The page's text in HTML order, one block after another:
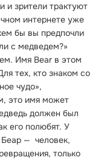
и зрители трактуют
интернете уже
бы вы предпочли
с медведем?»
Имя Bear в этом
тех, кто знаком со
чудо»,
это имя может
должен был
его полюбят. У
Беар — человек,
только